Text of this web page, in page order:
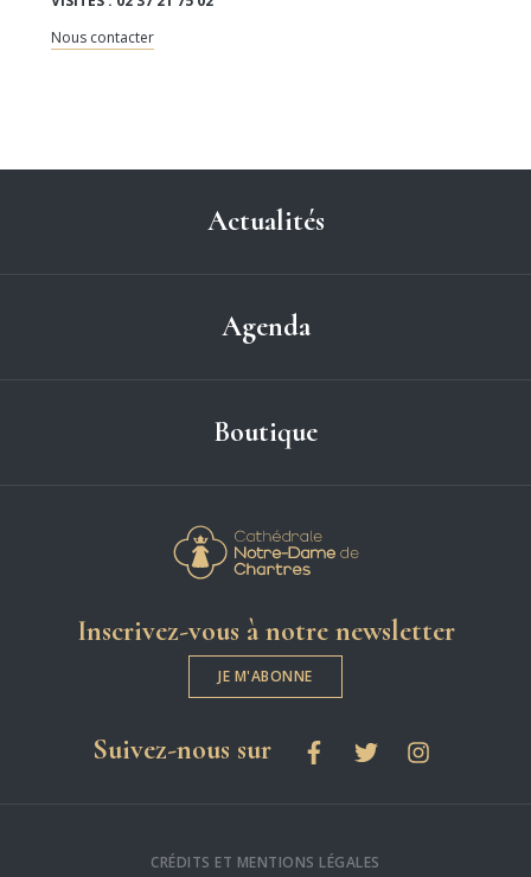
Nous contacter
Actualités
Agenda
Boutique
Inscrivez-vous à notre newsletter
JE M'ABONNE
Suivez-nous surles réseaux sociaux
FacebookTwitterInstagram
CRÉDITS ET MENTIONS LÉGALES